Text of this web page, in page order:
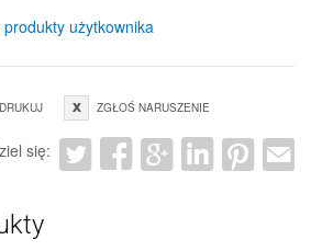
użytkownika
DRUKUJ ZGŁOŚ NARUSZENIE
się: